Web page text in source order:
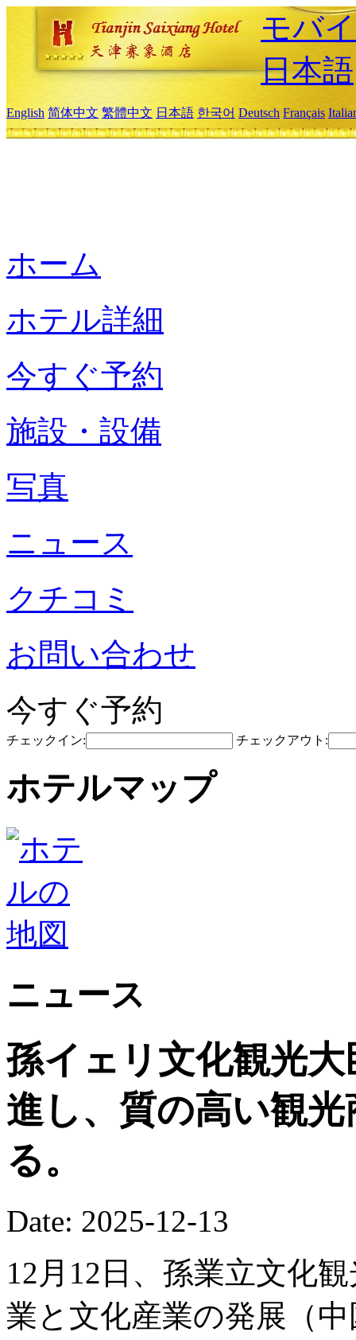
モバ
日本語
English 简体中文 繁體中文 日本語 한국어 Deutsch Français
ホーム
ホテル詳細
今すぐ予約
施設・設備
写真
ニュース
クチコミ
お問い合わせ
今すぐ予約
チェックイン: チェックアウト:
ホテルマップ
ニュース
孫イェリ文化観光
進し、質の高い観
る。
Date: 2025-12-13
12月12日、孫業立文化
業と文化産業の発展（